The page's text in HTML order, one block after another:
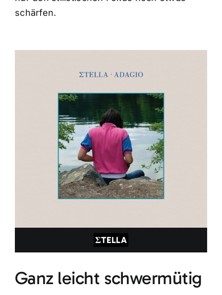
schärfen.
ΣTELLA
Ganz leicht schwermütig